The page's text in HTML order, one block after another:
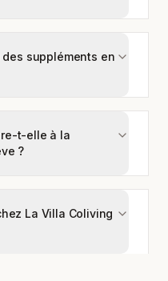
suppléments en
t-elle à la
?
La Villa Coliving